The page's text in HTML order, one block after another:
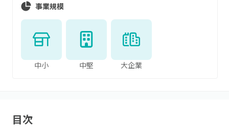
事業規模
中小 中堅 大企業
目次